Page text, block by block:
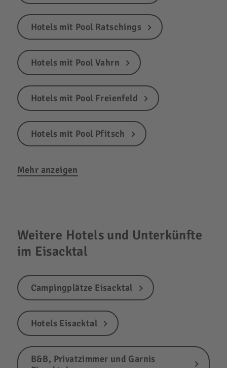
Hotels mit Pool Ratschings
Hotels mit Pool Vahrn
Hotels mit Pool Freienfeld
Hotels mit Pool Pfitsch
Mehr anzeigen
Weitere Hotels und Unterkünfte
im Eisacktal
Campingplätze Eisacktal
Hotels Eisacktal
B&B, Privatzimmer und Garnis